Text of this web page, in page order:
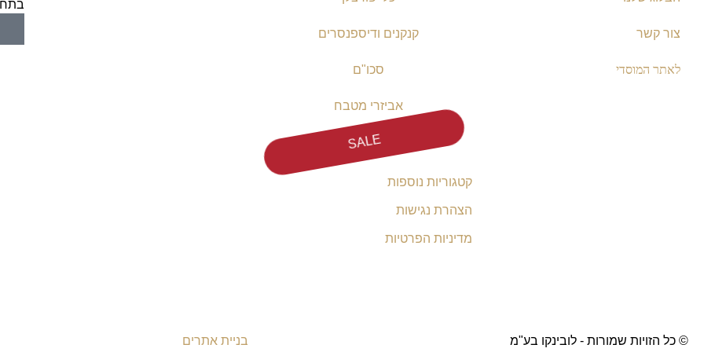
צור קשר
לאתר המוסדי
קנקנים ודיספנסרים
סכו"ם
אביזרי מטבח
SALE
קטגוריות נוספות
הצהרת נגישות
מדיניות הפרטיות
© כל הזויות שמורות - לובינקו בע"מ בניית אתרים